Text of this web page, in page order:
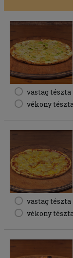
vastag tészta
vékony tészta
vastag tészta
vékony tészta